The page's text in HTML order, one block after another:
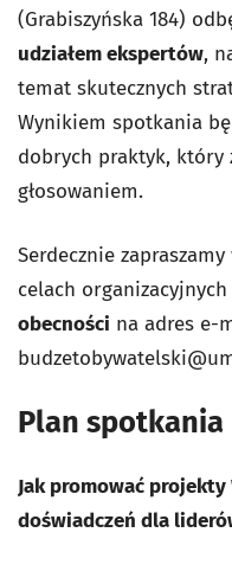
(Grabiszyńska 184)
udziałem ekspertów,
temat skutecznych
Wynikiem spotkania
dobrych praktyk, który
głosowaniem.
Serdecznie
celach organizacyjnych
obecności na adres e-
Plan spotkania
Jak promować projekty
doświadczeń dla